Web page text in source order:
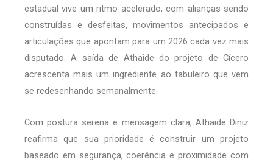
estadual vive um ritmo acelerado, com alianças sendo
construídas e desfeitas, movimentos antecipados e
articulações que apontam para um 2026 cada vez mais
disputado. A saída de Athaide do projeto de Cícero
acrescenta mais um ingrediente ao tabuleiro que vem
se redesenhando semanalmente.
Com postura serena e mensagem clara, Athaide Diniz
reafirma que sua prioridade é construir um projeto
baseado em segurança, coerência e proximidade com